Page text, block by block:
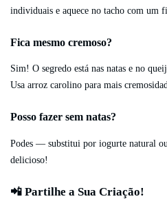
individuais e aquece no tacho com um
Fica mesmo cremoso?
Sim! O segredo está nas natas e no
Usa arroz carolino para mais
Posso fazer sem natas?
Podes — substitui por iogurte natural
delicioso!
📲 Partilhe a Sua Criação!